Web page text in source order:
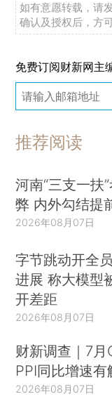
如有意愿转载，请
确认及授权后，方
免费订阅财新网主
推荐阅读
河南“三支一扶
弊 内外勾结提
2026年08月07日
字节跳动开全
进展 称大模型
开差距
2026年08月07日
财新调查｜7
PPI同比增速
2026年08月07日